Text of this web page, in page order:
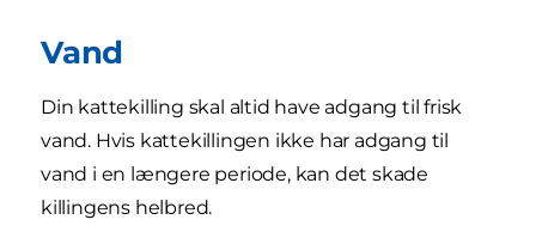
Vand
Din kattekilling skal altid have adgang til frisk
vand. Hvis kattekillingen ikke har adgang til
vand i en længere periode, kan det skade
killingens helbred.